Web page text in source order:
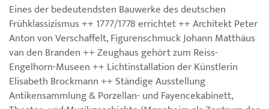
Eines der bedeutendsten Bauwerke des deutschen
Frühklassizismus ++ 1777/1778 errichtet ++ Architekt Peter
Anton von Verschaffelt, Figurenschmuck Johann Matthäus
van den Branden ++ Zeughaus gehört zum Reiss-
Engelhorn-Museen ++ Lichtinstallation der Künstlerin
Elisabeth Brockmann ++ Ständige Ausstellung
Antikensammlung & Porzellan- und Fayencekabinett,